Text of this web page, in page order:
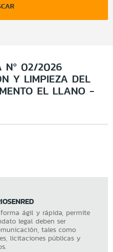
Nº 02/2026
Y LIMPIEZA DEL
EL LLANO -
ágil y rápida, permite
legal deben ser
tales como
licitaciones públicas y